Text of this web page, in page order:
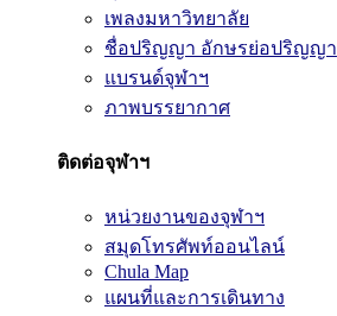
เพลงมหาวิทยาลัย
ชื่อปริญญา อักษรย่อปริญญา
แบรนด์จุฬาฯ
ภาพบรรยากาศ
ติดต่อจุฬาฯ
หน่วยงานของจุฬาฯ
สมุดโทรศัพท์ออนไลน์
Chula Map
แผนที่และการเดินทาง